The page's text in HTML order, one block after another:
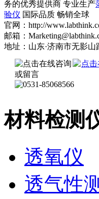
务的优秀提供商 专业生产
验仪 国际品质 畅销全球
官网：http://
邮箱：
地址：山东·济南市无影山
材料检测
透氧仪
透气性